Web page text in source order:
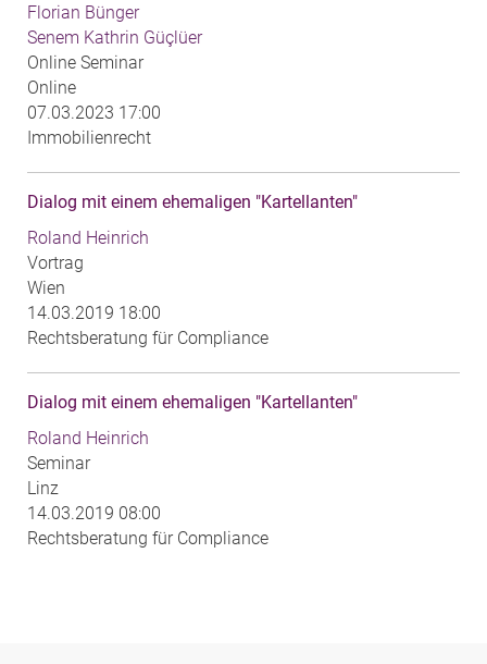
Florian Bünger
Senem Kathrin Güçlüer
Online Seminar
Online
07.03.2023 17:00
Immobilienrecht
Dialog mit einem ehemaligen "Kartellanten"
Roland Heinrich
Vortrag
Wien
14.03.2019 18:00
Rechtsberatung für Compliance
Dialog mit einem ehemaligen "Kartellanten"
Roland Heinrich
Seminar
Linz
14.03.2019 08:00
Rechtsberatung für Compliance